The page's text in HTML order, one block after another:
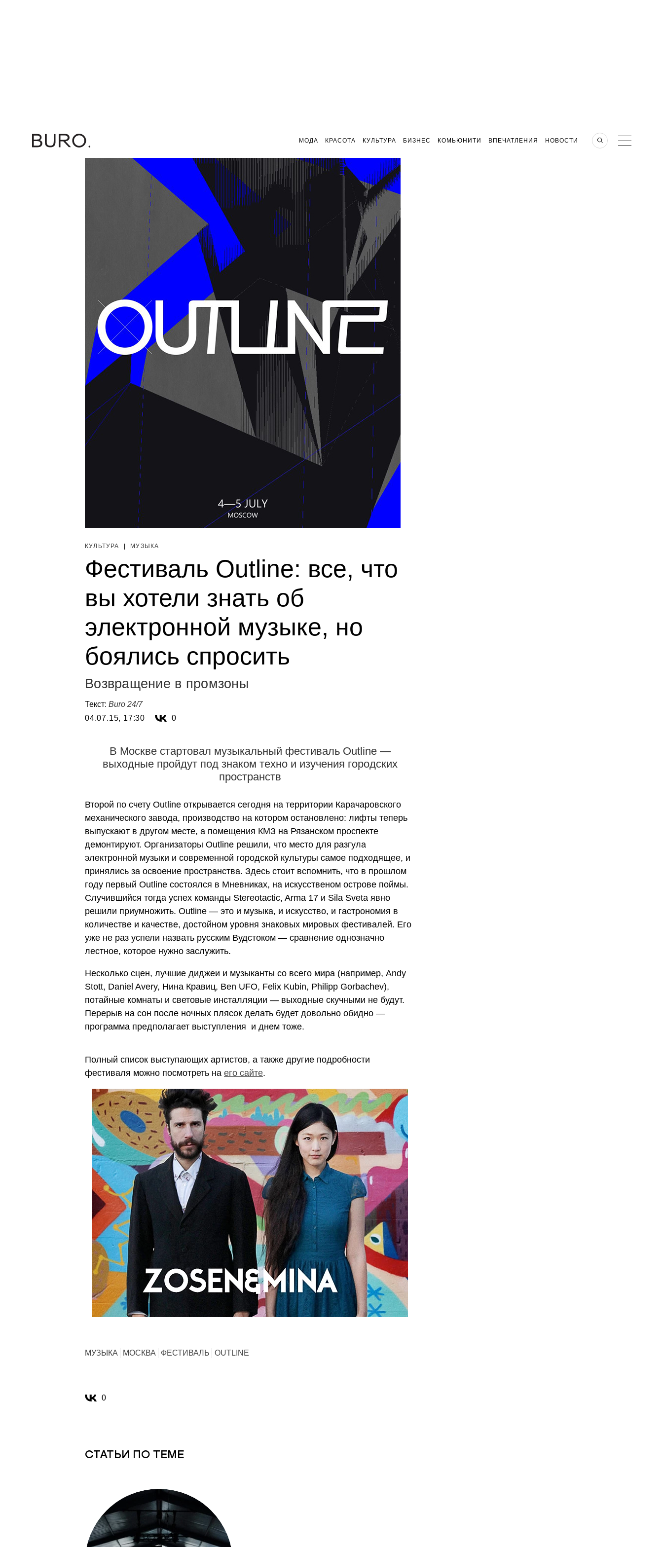
МОДА КРАСОТА КУЛЬТУРА БИЗНЕС КОМЬЮНИТИ ВПЕЧАТЛЕНИЯ НОВОСТИ
КУЛЬТУРА МУЗЫКА
Фестиваль Outline: все, что
вы хотели знать об
электронной музыке, но
боялись спросить
Возвращение в промзоны
Текст: Buro 24/7
04.07.15, 17:30
0
В Москве стартовал музыкальный фестиваль Outline —
выходные пройдут под знаком техно и изучения городских
пространств
Второй по счету Outline открывается сегодня на территории Карачаровского
механического завода, производство на котором остановлено: лифты теперь
выпускают в другом месте, а помещения КМЗ на Рязанском проспекте
демонтируют. Организаторы Outline решили, что место для разгула
электронной музыки и современной городской культуры самое подходящее, и
принялись за освоение пространства. Здесь стоит вспомнить, что в прошлом
году первый Outline состоялся в Мневниках, на искусственом острове поймы.
Случившийся тогда успех команды Stereotactic, Arma 17 и Sila Sveta явно
решили приумножить. Outline — это и музыка, и искусство, и гастрономия в
количестве и качестве, достойном уровня знаковых мировых фестивалей. Его
уже не раз успели назвать русским Вудстоком — сравнение однозначно
лестное, которое нужно заслужить.
Несколько сцен, лучшие диджеи и музыканты со всего мира (например, Andy
Stott, Daniel Avery, Нина Кравиц, Ben UFO, Felix Kubin, Philipp Gorbachev),
потайные комнаты и световые инсталляции — выходные скучными не будут.
Перерыв на сон после ночных плясок делать будет довольно обидно —
программа предполагает выступления и днем тоже.
Полный список выступающих артистов, а также другие подробности
фестиваля можно посмотреть на его сайте.
МУЗЫКА МОСКВА ФЕСТИВАЛЬ OUTLINE
0
СТАТЬИ ПО ТЕМЕ